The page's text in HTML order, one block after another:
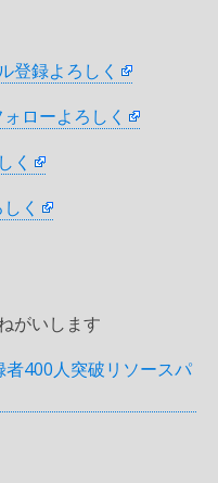
登録よろしく
ローよろしく
く
く
がいします
400人突破リソースパ